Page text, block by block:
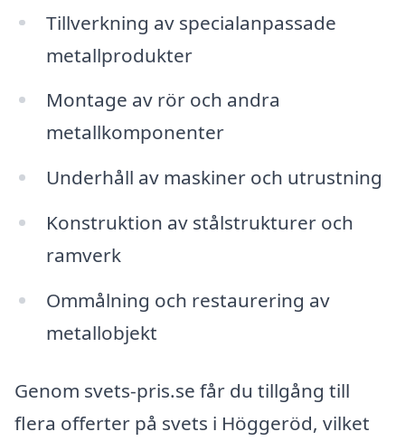
Tillverkning av specialanpassade
metallprodukter
Montage av rör och andra
metallkomponenter
Underhåll av maskiner och utrustning
Konstruktion av stålstrukturer och
ramverk
Ommålning och restaurering av
metallobjekt
Genom svets-pris.se får du tillgång till
flera offerter på svets i Höggeröd, vilket